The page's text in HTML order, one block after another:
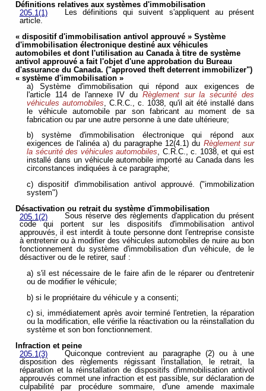
Définitions relatives aux systèmes d'immobilisation
205.1(1)
Les définitions qui suivent s'appliquent au présent
article.
« dispositif d'immobilisation antivol approuvé » Système
d'immobilisation électronique destiné aux véhicules
automobiles et dont l'utilisation au Canada à titre de système
antivol approuvé a fait l'objet d'une approbation du Bureau
d'assurance du Canada. ("approved theft deterrent immobilizer")
« système d'immobilisation »
a) Système d'immobilisation qui répond aux exigences de
l'article 114 de l'annexe IV du Règlement sur la sécurité des
véhicules automobiles , C.R.C., c. 1038, qu'il ait été installé dans
le véhicule automobile par son fabricant au moment de sa
fabrication ou par une autre personne à une date ultérieure;
b) système d'immobilisation électronique qui répond aux
exigences de l'alinéa a) du paragraphe 12(4.1) du Règlement sur
la sécurité des véhicules automobiles, C.R.C., c. 1038, et qui est
installé dans un véhicule automobile importé au Canada dans les
circonstances indiquées à ce paragraphe;
c) dispositif d'immobilisation antivol approuvé. ("immobilization
system")
Désactivation ou retrait du système d'immobilisation
205.1(2)
Sous réserve des règlements d'application du présent
code qui portent sur les dispositifs d'immobilisation antivol
approuvés, il est interdit à toute personne dont l'entreprise consiste
à entretenir ou à modifier des véhicules automobiles de nuire au bon
fonctionnement du système d'immobilisation d'un véhicule, de le
désactiver ou de le retirer, sauf :
a) s'il est nécessaire de le faire afin de le réparer ou d'entretenir
ou de modifier le véhicule;
b) si le propriétaire du véhicule y a consenti;
c) si, immédiatement après avoir terminé l'entretien, la réparation
ou la modification, elle vérifie la réactivation ou la réinstallation du
système et son bon fonctionnement.
Infraction et peine
205.1(3)
Quiconque contrevient au paragraphe (2) ou à une
disposition des règlements régissant l'installation, le retrait, la
réparation et la réinstallation de dispositifs d'immobilisation antivol
approuvés commet une infraction et est passible, sur déclaration de
culpabilité par procédure sommaire, d'une amende maximale